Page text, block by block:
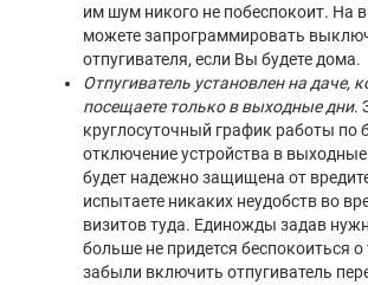
им шум никого не побеспокоит. На
можете запрограммировать
отпугивателя, если Вы будете дома.
Отпугиватель установлен на даче,
посещаете только в выходные дни.
круглосуточный график работы по
отключение устройства в
будет надежно защищена от
испытаете никаких неудобств во
визитов туда. Единожды задав
больше не придется беспокоиться
забыли включить отпугиватель